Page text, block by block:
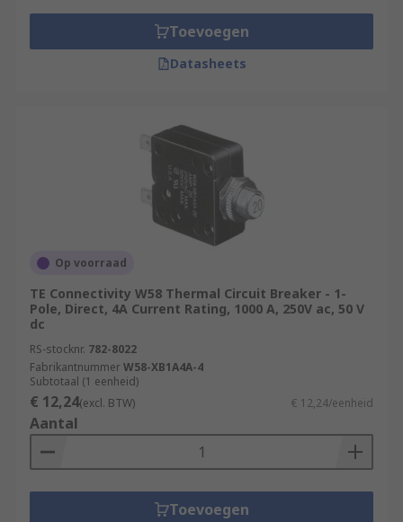
Toevoegen
Datasheets
Op voorraad
TE Connectivity W58 Thermal Circuit Breaker - 1-
Pole, Direct, 4A Current Rating, 1000 A, 250V ac, 50 V
dc
RS-stocknr. 782-8022
FabrikantnummerW58-XB1A4A-4
Subtotaal (1 eenheid)
€ 12,24(excl. BTW) € 12,24/eenheid
Aantal
Toevoegen